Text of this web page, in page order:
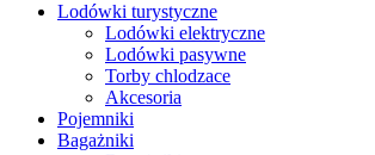
Lodówki turystyczne
Lodówki elektryczne
Lodówki pasywne
Torby chlodzace
Akcesoria
Pojemniki
Bagażniki